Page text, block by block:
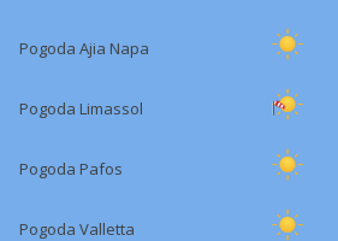
Pogoda Ajia Napa
Pogoda Limassol
Pogoda Pafos
Pogoda Valletta